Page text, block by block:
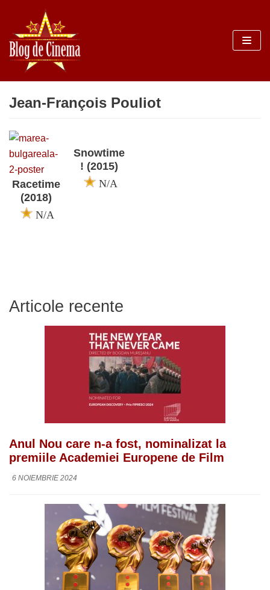
Sari
la
conținut
Jean-François Pouliot
Racetime
(2018)
N/A
Snowtime
! (2015)
N/A
Articole recente
Anul Nou care n-a fost, nominalizat la
premiile Academiei Europene de Film
6 NOIEMBRIE 2024